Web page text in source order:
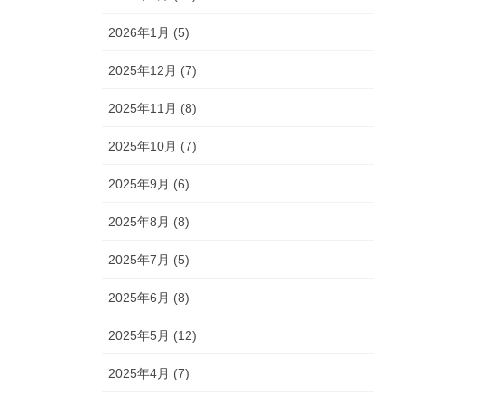
2026年1月 (5)
2025年12月 (7)
2025年11月 (8)
2025年10月 (7)
2025年9月 (6)
2025年8月 (8)
2025年7月 (5)
2025年6月 (8)
2025年5月 (12)
2025年4月 (7)